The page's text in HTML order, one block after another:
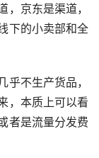
京东是渠道，
下的小卖部和全
不生产货品，
，本质上可以看
者是流量分发费